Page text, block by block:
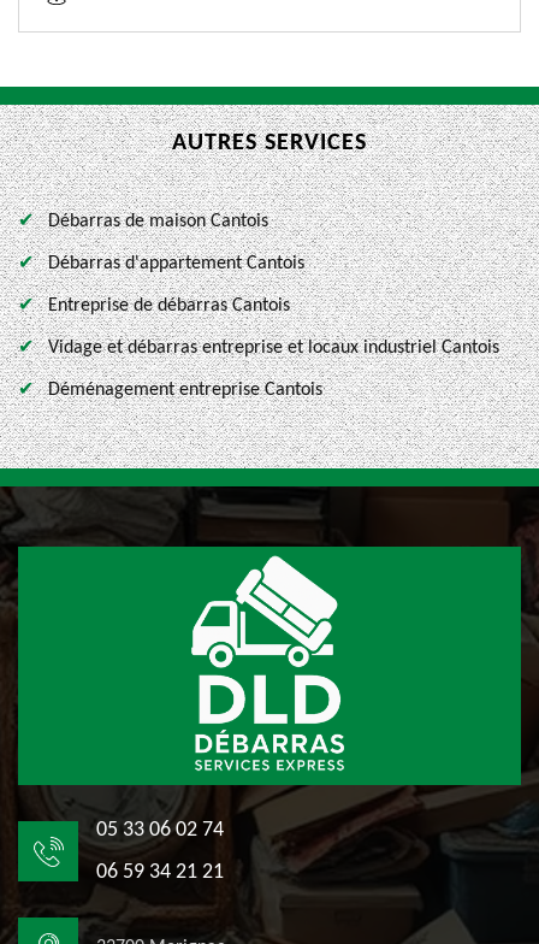
AUTRES SERVICES
Débarras de maison Cantois
Débarras d'appartement Cantois
Entreprise de débarras Cantois
Vidage et débarras entreprise et locaux industriel Cantois
Déménagement entreprise Cantois
05 33 06 02 74
06 59 34 21 21